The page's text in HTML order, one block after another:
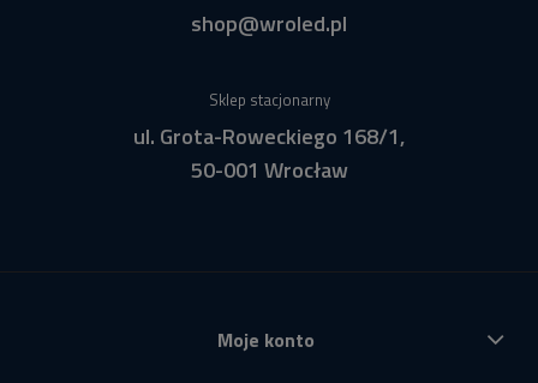
shop@wroled.pl
Sklep stacjonarny
ul. Grota-Roweckiego 168/1,
50-001 Wrocław
Moje konto